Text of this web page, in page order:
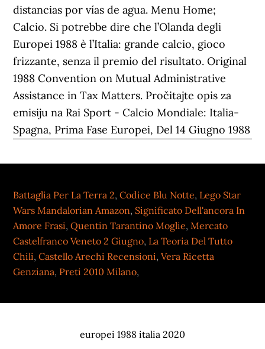
distancias por vías de agua. Menu Home;
Calcio. Si potrebbe dire che l’Olanda degli
Europei 1988 è l’Italia: grande calcio, gioco
frizzante, senza il premio del risultato. Original
1988 Convention on Mutual Administrative
Assistance in Tax Matters. Pročitajte opis za
emisiju na Rai Sport - Calcio Mondiale: Italia-
Spagna, Prima Fase Europei, Del 14 Giugno 1988
Battaglia Per La Terra 2,Codice Blu Notte, Lego Star
Wars Mandalorian Amazon, Significato Dell'ancora In
Amore Frasi,Quentin Tarantino Moglie,Mercato
Castelfranco Veneto 2 Giugno, La Teoria Del Tutto
Chili,Castello Arechi Recensioni,Vera Ricetta
Genziana, Preti 2010 Milano,
europei 1988 italia 2020